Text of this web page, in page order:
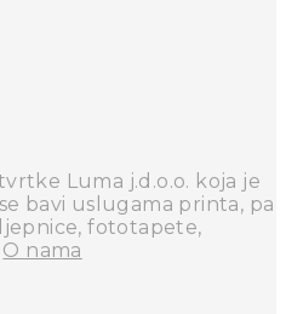
Luma j.d.o.o. koja je
bavi uslugama printa, pa
fototapete,
O nama